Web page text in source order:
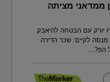
ממדאני מציתה
יורק עם הבטחה להיאבק
מנסה לקיים: שכר הדירה
הפ?...